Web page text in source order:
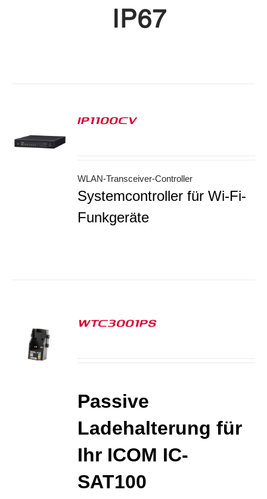
IP1100CV
WLAN-Transceiver-Controller
Systemcontroller für Wi-Fi-
Funkgeräte
WTC3001PS
Passive
Ladehalterung für
Ihr ICOM IC-
SAT100